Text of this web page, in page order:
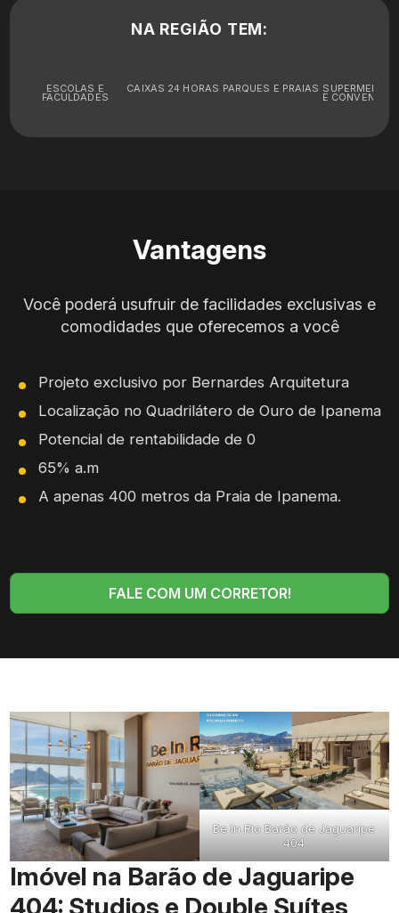
NA REGIÃO TEM:
ESCOLAS E
FACULDADES
CAIXAS 24 HORAS PARQUES E PRAIAS
E
Vantagens
Você poderá usufruir de facilidades exclusivas e
comodidades que oferecemos a você
Projeto exclusivo por Bernardes Arquitetura
Localização no Quadrilátero de Ouro de Ipanema
Potencial de rentabilidade de 0
65% a.m
A apenas 400 metros da Praia de Ipanema.
FALE COM UM CORRETOR!
Be In Rio Barão de Jaguaripe
404
Imóvel na Barão de Jaguaripe